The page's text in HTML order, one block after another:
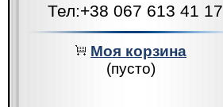
Тел:+38 067 613 41 17
Моя корзина
(пусто)